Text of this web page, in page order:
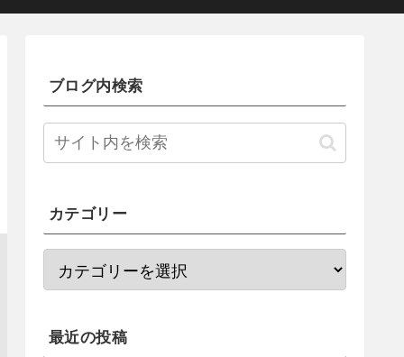
ブログ内検索
カテゴリー
最近の投稿